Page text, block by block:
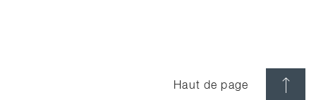
Haut de page